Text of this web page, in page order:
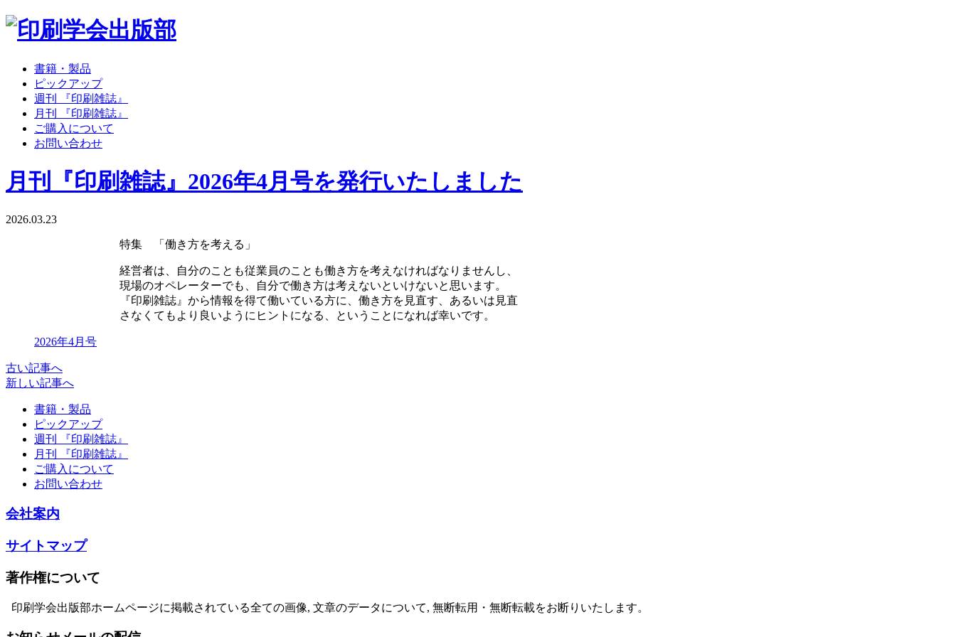
書籍・製品
ピックアップ
週刊 『印刷雑誌』
月刊 『印刷雑誌』
ご購入について
お問い合わせ
月刊『印刷雑誌』2026年4月号を発行いたしました
2026.03.23
特集 「働き方を考える」
経営者は、自分のことも従業員のことも働き方を考えなければなりませんし、
現場のオペレーターでも、自分で働き方は考えないといけないと思います。
『印刷雑誌』から情報を得て働いている方に、働き方を見直す、あるいは見直
さなくてもより良いようにヒントになる、ということになれば幸いです。
2026年4月号
古い記事へ
新しい記事へ
書籍・製品
ピックアップ
週刊 『印刷雑誌』
月刊 『印刷雑誌』
ご購入について
お問い合わせ
会社案内
サイトマップ
著作権について
印刷学会出版部ホームページに掲載されている全ての画像, 文章のデータについて, 無断転用・無断転載をお断りいたします。